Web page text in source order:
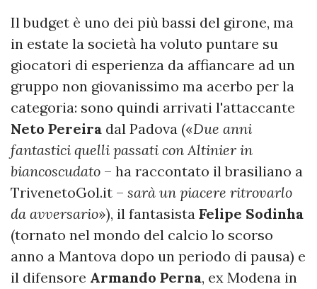
Il budget è uno dei più bassi del girone, ma
in estate la società ha voluto puntare su
giocatori di esperienza da affiancare ad un
gruppo non giovanissimo ma acerbo per la
categoria: sono quindi arrivati l'attaccante
Neto Pereira dal Padova («Due anni
fantastici quelli passati con Altinier in
biancoscudato – ha raccontato il brasiliano a
TrivenetoGol.it – sarà un piacere ritrovarlo
da avversario»), il fantasista Felipe Sodinha
(tornato nel mondo del calcio lo scorso
anno a Mantova dopo un periodo di pausa) e
il difensore Armando Perna, ex Modena in